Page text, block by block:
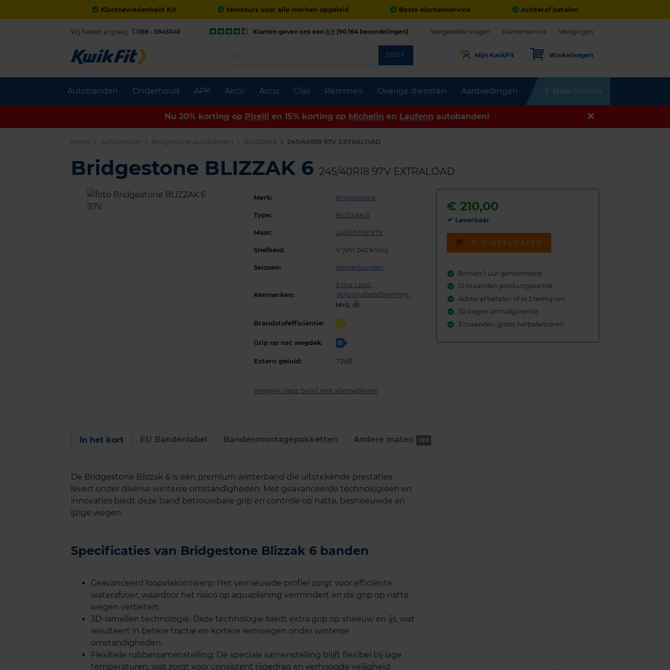
Klanttevredenheid 8,9 Monteurs voor alle merken opgeleid Beste klantenservice Achteraf betalen
Autobanden Onderhoud APK Airco Accu Glas Remmen Overige diensten Aanbiedingen E-Bike Service
Wij helpen je graag. 088 - 5945348 Klanten geven ons een 8,9 (90.164 beoordelingen) Veelgestelde vragen Klantenservice Vestigingen
ZOEK Mijn KwikFit Winkelwagen
Nu 20% korting op Pirelli en 15% korting op Michelin en Laufenn autobanden!
Home Autobanden Bridgestone autobanden BLIZZAK 6 245/40R18 97V EXTRALOAD
Bridgestone BLIZZAK 6 245/40R18 97V EXTRALOAD
Merk: Bridgestone
Type: BLIZZAK 6
Maat: 245/40 R18 97V
Snelheid: V (t/m 240 km/u)
Seizoen: Winterbanden
Kenmerken:
Extra Load ,
Velgrandbescherming,
,
Brandstofefficiëntie: C
Grip op nat wegdek: B
Extern geluid: 72dB
Vergelijk deze band met alternatieven
€210,00
Leverbaar
IN WINKELWAGEN
Binnen 1 uur gemonteerd
12 maanden productgarantie
Achteraf betalen of in 3 termijnen
30 dagen omruilgarantie
3 maanden gratis herbalanceren
In het kort EU Bandenlabel Bandenmontage­pakketten Andere maten 190
De Bridgestone Blizzak 6 is een premium winterband die uitstekende prestaties
levert onder diverse winterse omstandigheden. Met geavanceerde technologieën en
innovaties biedt deze band betrouwbare grip en controle op natte, besneeuwde en
ijzige wegen.
Specificaties van Bridgestone Blizzak 6 banden
Geavanceerd loopvlakontwerp: Het vernieuwde profiel zorgt voor efficiënte
waterafvoer, waardoor het risico op aquaplaning vermindert en de grip op natte
wegen verbetert.
3D-lamellen technologie: Deze technologie biedt extra grip op sneeuw en ijs, wat
resulteert in betere tractie en kortere remwegen onder winterse
omstandigheden.
Flexibele rubbersamenstelling: De speciale samenstelling blijft flexibel bij lage
temperaturen, wat zorgt voor consistent rijgedrag en verhoogde veiligheid